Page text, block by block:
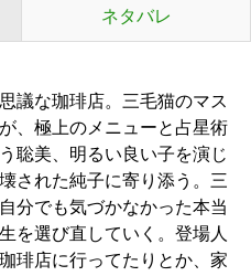
ネタバレ
議な珈琲店。三毛猫のマス
、極上のメニューと占星術
聡美、明るい良い子を演じ
された純子に寄り添う。三
分でも気づかなかった本当
を選び直していく。登場人
琲店に行ってたりとか、家